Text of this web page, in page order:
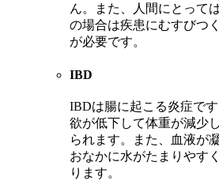
ん。また、人間にとって
の場合は疾患にむすびつ
が必要です。
IBD
IBDは腸に起こる炎症で
欲が低下して体重が減少
られます。また、血液が
おなかに水がたまりやす
ります。